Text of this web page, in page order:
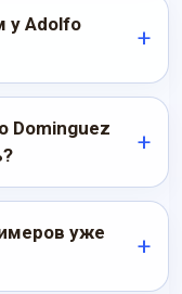
у Adolfo
Dominguez
уже